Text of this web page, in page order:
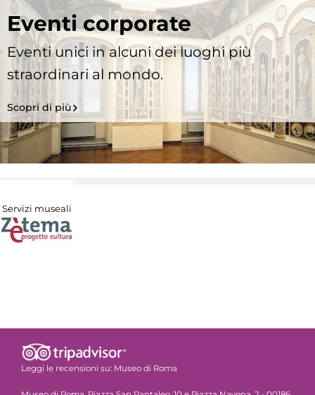
Eventi corporate
Eventi unici in alcuni dei luoghi più
straordinari al mondo.
Scopri di più
Servizi museali
Leggi le recensioni su: Museo di Roma